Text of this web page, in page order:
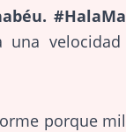
una velocidad
porque